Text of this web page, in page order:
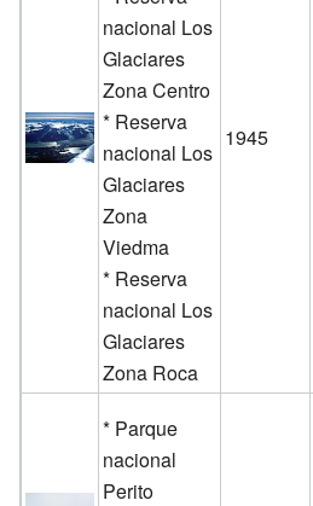
nacional Los
Glaciares
Zona Centro
* Reserva
nacional Los
Glaciares
Zona
Viedma
* Reserva
nacional Los
Glaciares
Zona Roca
1945
* Parque
nacional
Perito